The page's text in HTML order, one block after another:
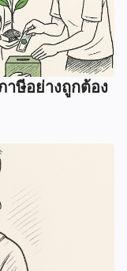
ษีอย่างถูกต้อง